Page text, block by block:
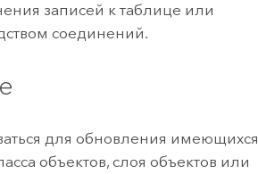
записей к таблице или
соединений.
для обновления имеющихся
объектов, слоя объектов или